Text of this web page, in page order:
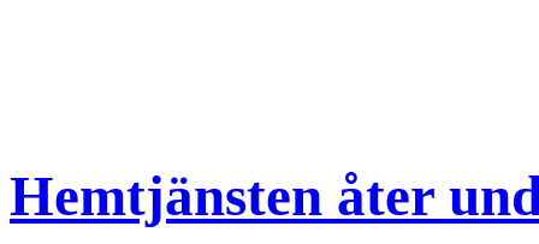
Hemtjänsten åter